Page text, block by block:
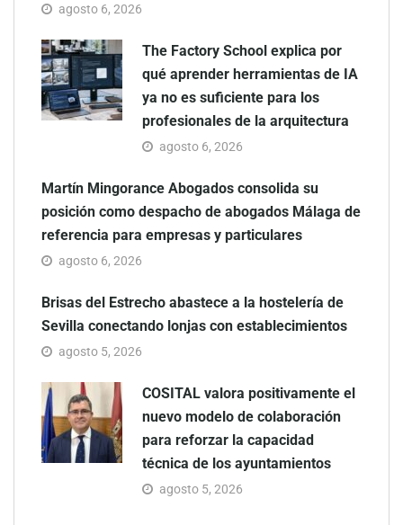
agosto 6, 2026
The Factory School explica por
qué aprender herramientas de IA
ya no es suficiente para los
profesionales de la arquitectura
agosto 6, 2026
Martín Mingorance Abogados consolida su
posición como despacho de abogados Málaga de
referencia para empresas y particulares
agosto 6, 2026
Brisas del Estrecho abastece a la hostelería de
Sevilla conectando lonjas con establecimientos
agosto 5, 2026
COSITAL valora positivamente el
nuevo modelo de colaboración
para reforzar la capacidad
técnica de los ayuntamientos
agosto 5, 2026